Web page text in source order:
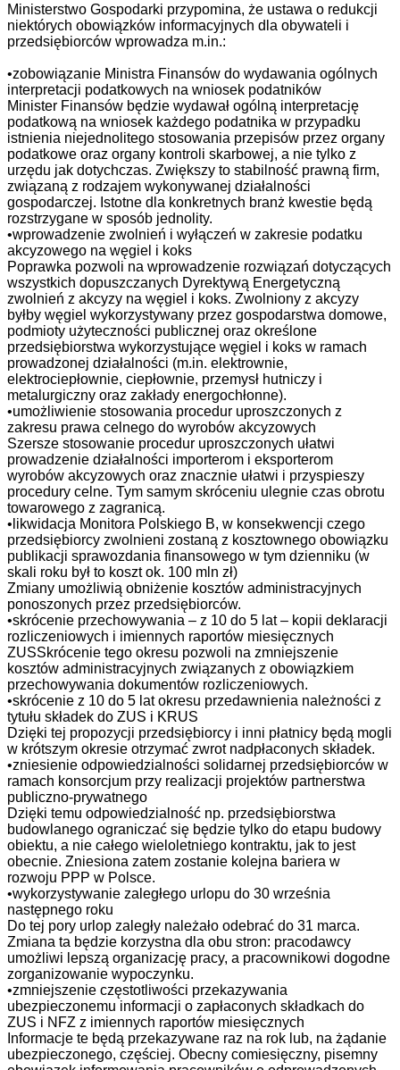
Ministerstwo Gospodarki przypomina, że ustawa o redukcji
niektórych obowiązków informacyjnych dla obywateli i
przedsiębiorców wprowadza m.in.:
•zobowiązanie Ministra Finansów do wydawania ogólnych
interpretacji podatkowych na wniosek podatników
Minister Finansów będzie wydawał ogólną interpretację
podatkową na wniosek każdego podatnika w przypadku
istnienia niejednolitego stosowania przepisów przez organy
podatkowe oraz organy kontroli skarbowej, a nie tylko z
urzędu jak dotychczas. Zwiększy to stabilność prawną firm,
związaną z rodzajem wykonywanej działalności
gospodarczej. Istotne dla konkretnych branż kwestie będą
rozstrzygane w sposób jednolity.
•wprowadzenie zwolnień i wyłączeń w zakresie podatku
akcyzowego na węgiel i koks
Poprawka pozwoli na wprowadzenie rozwiązań dotyczących
wszystkich dopuszczanych Dyrektywą Energetyczną
zwolnień z akcyzy na węgiel i koks. Zwolniony z akcyzy
byłby węgiel wykorzystywany przez gospodarstwa domowe,
podmioty użyteczności publicznej oraz określone
przedsiębiorstwa wykorzystujące węgiel i koks w ramach
prowadzonej działalności (m.in. elektrownie,
elektrociepłownie, ciepłownie, przemysł hutniczy i
metalurgiczny oraz zakłady energochłonne).
•umożliwienie stosowania procedur uproszczonych z
zakresu prawa celnego do wyrobów akcyzowych
Szersze stosowanie procedur uproszczonych ułatwi
prowadzenie działalności importerom i eksporterom
wyrobów akcyzowych oraz znacznie ułatwi i przyspieszy
procedury celne. Tym samym skróceniu ulegnie czas obrotu
towarowego z zagranicą.
•likwidacja Monitora Polskiego B, w konsekwencji czego
przedsiębiorcy zwolnieni zostaną z kosztownego obowiązku
publikacji sprawozdania finansowego w tym dzienniku (w
skali roku był to koszt ok. 100 mln zł)
Zmiany umożliwią obniżenie kosztów administracyjnych
ponoszonych przez przedsiębiorców.
•skrócenie przechowywania – z 10 do 5 lat – kopii deklaracji
rozliczeniowych i imiennych raportów miesięcznych
ZUSSkrócenie tego okresu pozwoli na zmniejszenie
kosztów administracyjnych związanych z obowiązkiem
przechowywania dokumentów rozliczeniowych.
•skrócenie z 10 do 5 lat okresu przedawnienia należności z
tytułu składek do ZUS i KRUS
Dzięki tej propozycji przedsiębiorcy i inni płatnicy będą mogli
w krótszym okresie otrzymać zwrot nadpłaconych składek.
•zniesienie odpowiedzialności solidarnej przedsiębiorców w
ramach konsorcjum przy realizacji projektów partnerstwa
publiczno-prywatnego
Dzięki temu odpowiedzialność np. przedsiębiorstwa
budowlanego ograniczać się będzie tylko do etapu budowy
obiektu, a nie całego wieloletniego kontraktu, jak to jest
obecnie. Zniesiona zatem zostanie kolejna bariera w
rozwoju PPP w Polsce.
•wykorzystywanie zaległego urlopu do 30 września
następnego roku
Do tej pory urlop zaległy należało odebrać do 31 marca.
Zmiana ta będzie korzystna dla obu stron: pracodawcy
umożliwi lepszą organizację pracy, a pracownikowi dogodne
zorganizowanie wypoczynku.
•zmniejszenie częstotliwości przekazywania
ubezpieczonemu informacji o zapłaconych składkach do
ZUS i NFZ z imiennych raportów miesięcznych
Informacje te będą przekazywane raz na rok lub, na żądanie
ubezpieczonego, częściej. Obecny comiesięczny, pisemny